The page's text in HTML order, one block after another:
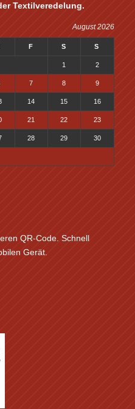
Textilveredelung.
August 2026
F S S
1 2
7 8 9
14 15 16
21 22 23
28 29 30
QR-Code. Schnell
Gerät.